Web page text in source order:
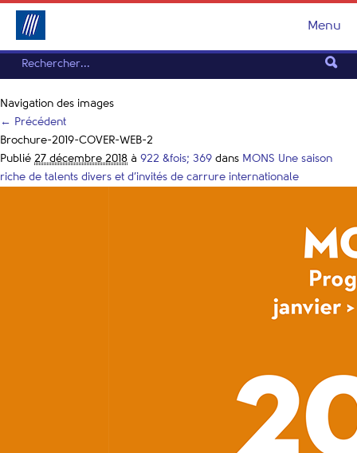
Menu
Navigation des images
← Précédent
Brochure-2019-COVER-WEB-2
Publié 27 décembre 2018 à 922 &fois; 369 dans MONS Une saison
riche de talents divers et d’invités de carrure internationale